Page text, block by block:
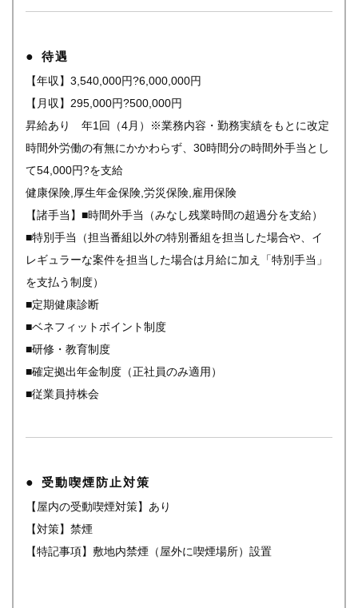
待遇
【年収】3,540,000円?6,000,000円
【月収】295,000円?500,000円
昇給あり 年1回（4月）※業務内容・勤務実績をもとに改定
時間外労働の有無にかかわらず、30時間分の時間外手当とし
て54,000円?を支給
健康保険,厚生年金保険,労災保険,雇用保険
【諸手当】■時間外手当（みなし残業時間の超過分を支給）
■特別手当（担当番組以外の特別番組を担当した場合や、イ
レギュラーな案件を担当した場合は月給に加え「特別手当」
を支払う制度）
■定期健康診断
■ベネフィットポイント制度
■研修・教育制度
■確定拠出年金制度（正社員のみ適用）
■従業員持株会
受動喫煙防止対策
【屋内の受動喫煙対策】あり
【対策】禁煙
【特記事項】敷地内禁煙（屋外に喫煙場所）設置